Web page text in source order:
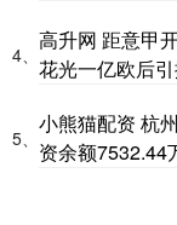
4、
高升网 距意甲
花光一亿欧后
5、
小熊猫配资 杭
资余额7532.44